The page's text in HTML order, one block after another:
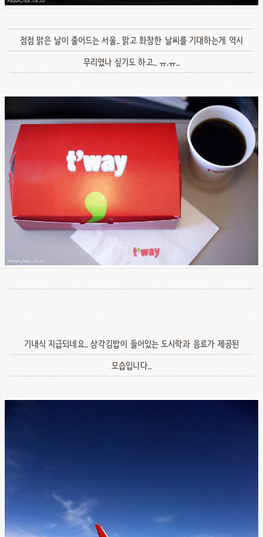
점점 맑은 날이 줄어드는 서울.. 맑고 화창한 날씨를 기대하는게 역시
무리였나 싶기도 하고.. ㅠ.ㅠ..
기내식 지급되네요.. 삼각김밥이 들어있는 도시락과 음료가 제공된
모습입니다..